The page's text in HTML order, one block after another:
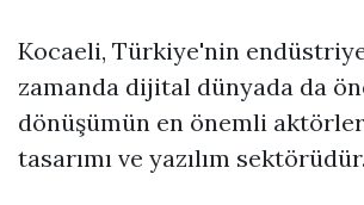
Kocaeli, Türkiye'nin
zamanda dijital dünyada da
dönüşümün en önemli
tasarımı ve yazılım sektörüdür.